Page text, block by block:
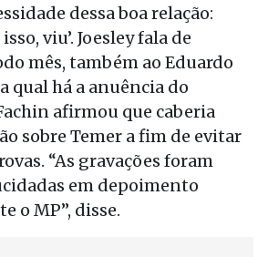
dessa boa relação:
viu’. Joesley fala de
mês, também ao Eduardo
qual há a anuência do
afirmou que caberia
sobre Temer a fim de evitar
“As gravações foram
em depoimento
o MP”, disse.